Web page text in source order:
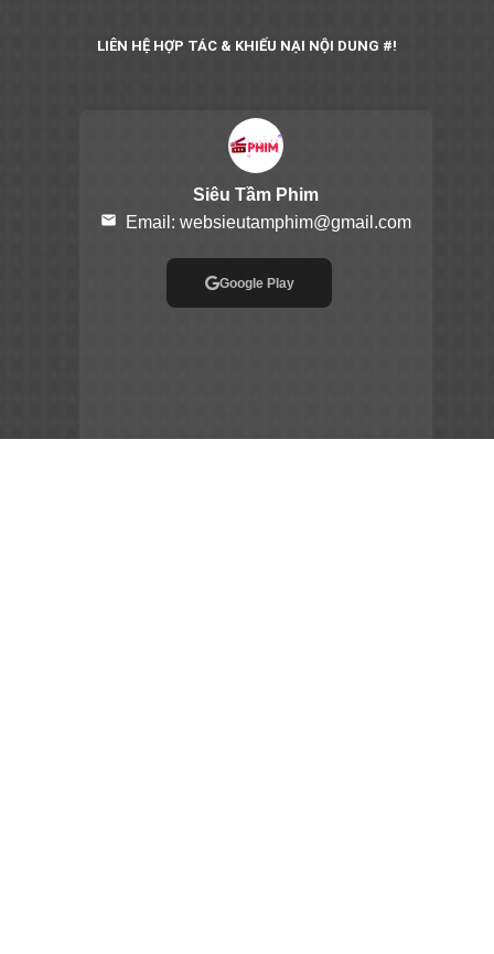
LIÊN HỆ HỢP TÁC & KHIẾU NẠI NỘI DUNG #!
Siêu Tầm Phim
email Email: websieutamphim@gmail.com
Google Play